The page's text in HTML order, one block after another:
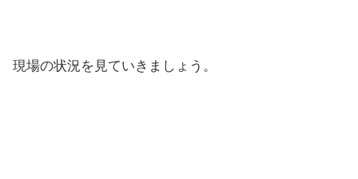
現場の状況を見ていきましょう。